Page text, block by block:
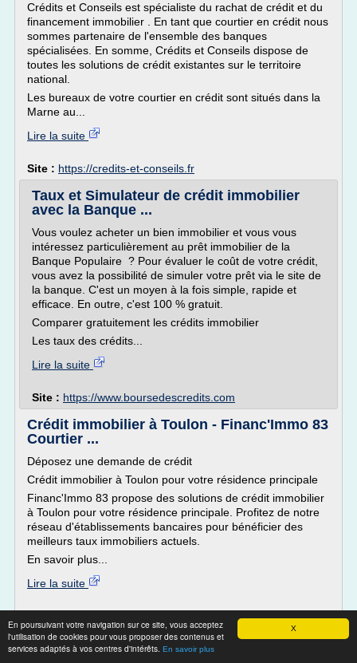
X
En poursuivant votre navigation sur ce site, vous acceptez
l'utilisation de cookies pour vous proposer des contenus et
services adaptés à vos centres d'intérêts. En savoir plus
Crédits et Conseils est spécialiste du rachat de crédit et du
financement immobilier . En tant que courtier en crédit nous
sommes partenaire de l'ensemble des banques
spécialisées. En somme, Crédits et Conseils dispose de
toutes les solutions de crédit existantes sur le territoire
national.
Les bureaux de votre courtier en crédit sont situés dans la
Marne au...
Lire la suite
Site : https://credits-et-conseils.fr
Taux et Simulateur de crédit immobilier
avec la Banque ...
Vous voulez acheter un bien immobilier et vous vous
intéressez particulièrement au prêt immobilier de la
Banque Populaire ? Pour évaluer le coût de votre crédit,
vous avez la possibilité de simuler votre prêt via le site de
la banque. C'est un moyen à la fois simple, rapide et
efficace. En outre, c'est 100 % gratuit.
Comparer gratuitement les crédits immobilier
Les taux des crédits...
Lire la suite
Site : https://www.boursedescredits.com
Crédit immobilier à Toulon - Financ'Immo 83
Courtier ...
Déposez une demande de crédit
Crédit immobilier à Toulon pour votre résidence principale
Financ'Immo 83 propose des solutions de crédit immobilier
à Toulon pour votre résidence principale. Profitez de notre
réseau d'établissements bancaires pour bénéficier des
meilleurs taux immobiliers actuels.
En savoir plus...
Lire la suite
Taux immobilier actuel national - Analyse
et Prévision ...